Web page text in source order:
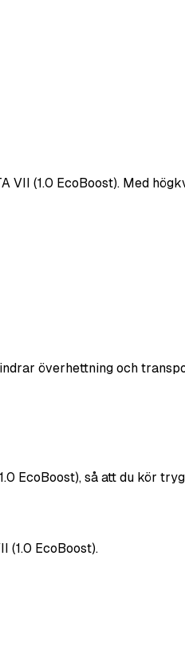
(1.0 EcoBoost). Med
överhettning och
EcoBoost), så att du kör
(1.0 EcoBoost).